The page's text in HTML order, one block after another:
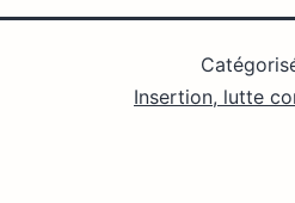
Insertion, lutte